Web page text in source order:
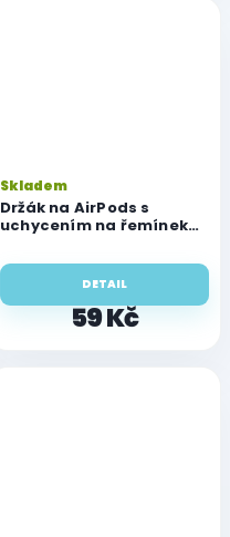
Držák na AirPods s
uchycením na řemínek
Skladem
59 Kč
DETAIL